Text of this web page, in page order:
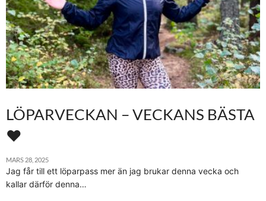
LÖPARVECKAN – VECKANS BÄSTA
♥
MARS 28, 2025
Jag får till ett löparpass mer än jag brukar denna vecka och
kallar därför denna…